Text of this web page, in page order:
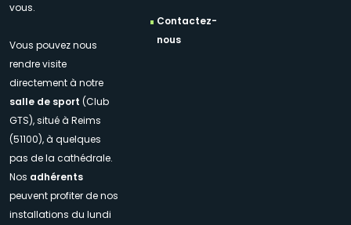
vous.
Vous pouvez nous
rendre visite
directement à notre
salle de sport (Club
GTS), situé à Reims
(51100), à quelques
pas de la cathédrale.
Nos adhérents
peuvent profiter de nos
installations du lundi
Contactez-
nous